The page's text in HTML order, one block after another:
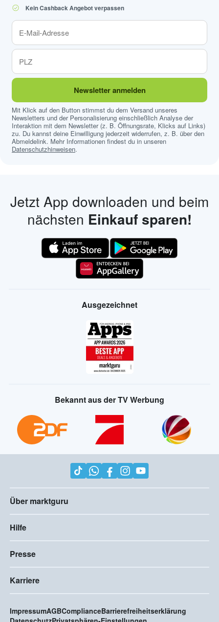
Kein Cashback Angebot verpassen
Newsletter anmelden
Mit Klick auf den Button stimmst du dem Versand unseres
Newsletters und der Personalisierung einschließlich Analyse der
Interaktion mit dem Newsletter (z. B. Öffnungsrate, Klicks auf Links)
zu. Du kannst deine Einwilligung jederzeit widerrufen, z. B. über den
Abmeldelink. Mehr Informationen findest du in unseren
Datenschutzhinweisen.
Jetzt App downloaden und beim
nächsten Einkauf sparen!
Ausgezeichnet
Bekannt aus der TV Werbung
Über marktguru
Hilfe
Presse
Karriere
ImpressumAGBComplianceBarrierefreiheitserklärung